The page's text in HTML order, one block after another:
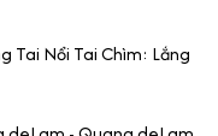
Tai Nổi Tai Chìm: Lắng